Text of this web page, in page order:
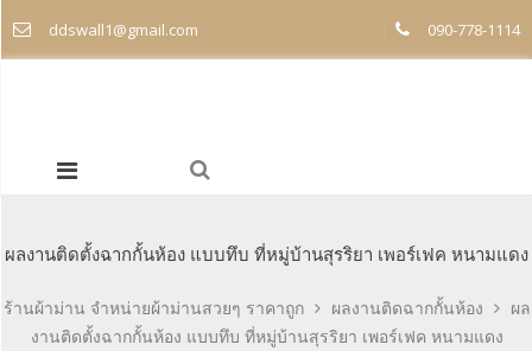
ddswall1@gmail.com 090-778-1114
ผลงานติดตั้งฉากกั้นห้อง แบบทึบ ที่หมู่บ้านสุรริยา เพอร์เฟค หนามแดง
ร้านผ้าม่าน จำหน่ายผ้าม่านสวยๆ ราคาถูก ผลงานติดฉากกั้นห้อง
ผล
งานติดตั้งฉากกั้นห้อง แบบทึบ ที่หมู่บ้านสุรริยา เพอร์เฟค หนามแดง